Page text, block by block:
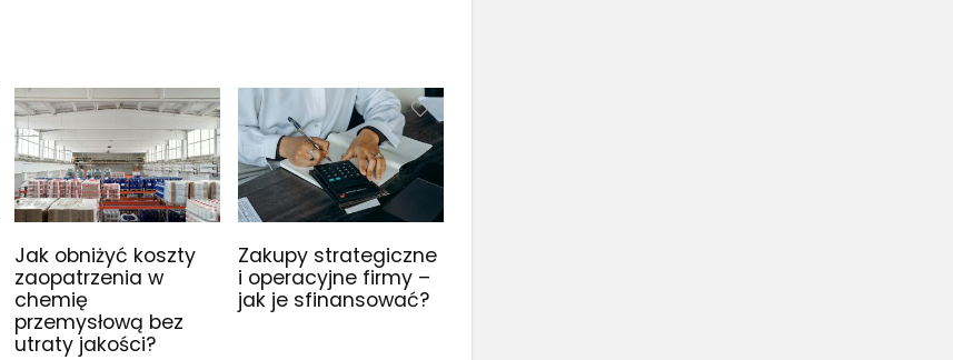
Jak obniżyć koszty
zaopatrzenia w
chemię
przemysłową bez
utraty jakości?
Zakupy strategiczne
i operacyjne firmy –
jak je sfinansować?